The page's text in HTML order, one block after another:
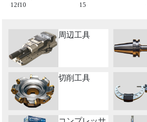
12f10
15
周辺工具
切削工具